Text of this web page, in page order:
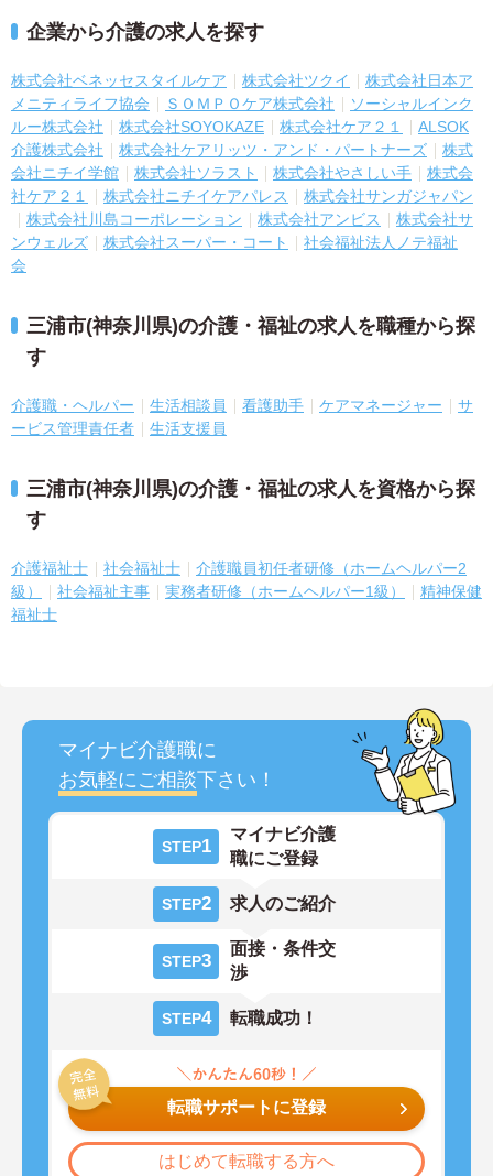
企業から介護の求人を探す
株式会社ベネッセスタイルケア 株式会社ツクイ
株式会社日本ア
メニティライフ協会
ＳＯＭＰＯケア株式会社
ソーシャルインク
ルー株式会社
株式会社SOYOKAZE 株式会社ケア２１
ALSOK
介護株式会社
株式会社ケアリッツ・アンド・パートナーズ
株式
会社ニチイ学館
株式会社ソラスト 株式会社やさしい手
株式会
社ケア２１
株式会社ニチイケアパレス
株式会社サンガジャパン
株式会社川島コーポレーション
株式会社アンビス
株式会社サ
ンウェルズ
株式会社スーパー・コート
社会福祉法人ノテ福祉
会
三浦市(神奈川県)の介護・福祉の求人を職種から探
す
介護職・ヘルパー 生活相談員 看護助手 ケアマネージャー
サ
ービス管理責任者
生活支援員
三浦市(神奈川県)の介護・福祉の求人を資格から探
す
介護福祉士 社会福祉士
介護職員初任者研修（ホームヘルパー2
級）
社会福祉主事 実務者研修（ホームヘルパー1級）
精神保健
福祉士
マイナビ介護職に
お気軽にご相談下さい！
STEP1
マイナビ介護
職にご登録
STEP2 求人のご紹介
STEP3
面接・条件交
渉
STEP4 転職成功！
転職サポートに登録
はじめて転職する方へ